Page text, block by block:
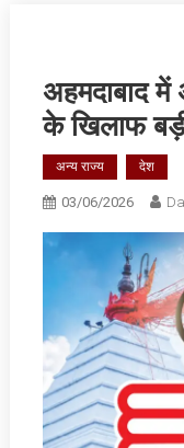
अहमदाबाद में
के खिलाफ बड़ी
अन्य राज्य देश
03/06/2026